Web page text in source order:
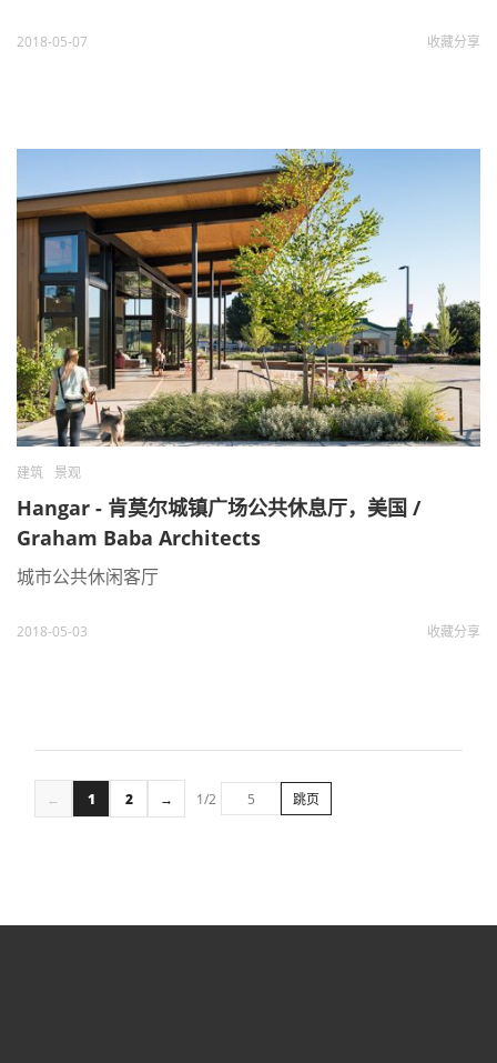
2018-05-07 收藏分享
建筑 景观
Hangar - 肯莫尔城镇广场公共休息厅，美国 /
Graham Baba Architects
城市公共休闲客厅
2018-05-03 收藏分享
← 1 2 → 1/2 跳页